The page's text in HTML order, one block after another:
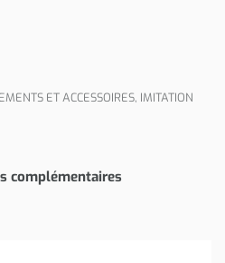
ET ACCESSOIRES, IMITATION
complémentaires